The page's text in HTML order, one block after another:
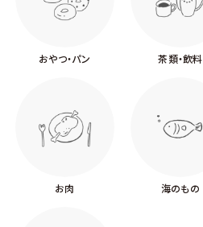
おやつ・パン 茶類・飲料
お肉 海のもの